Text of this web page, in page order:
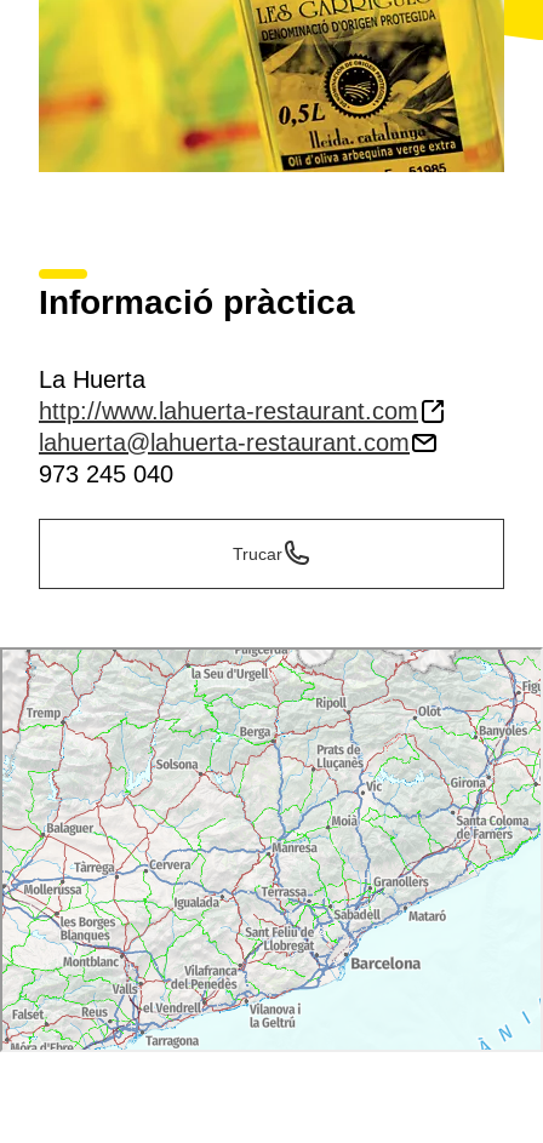
Informació pràctica
La Huerta
http://www.lahuerta-restaurant.com
lahuerta@lahuerta-restaurant.com
973 245 040
Trucar